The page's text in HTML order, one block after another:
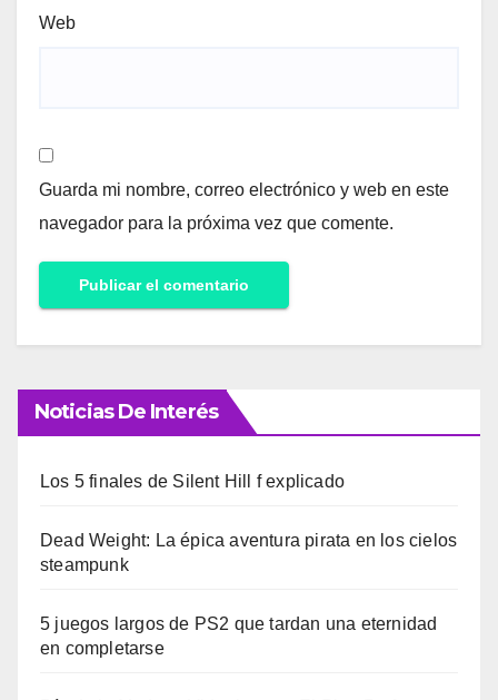
Web
Guarda mi nombre, correo electrónico y web en este
navegador para la próxima vez que comente.
Noticias De Interés
Los 5 finales de Silent Hill f explicado
Dead Weight: La épica aventura pirata en los cielos
steampunk
5 juegos largos de PS2 que tardan una eternidad
en completarse